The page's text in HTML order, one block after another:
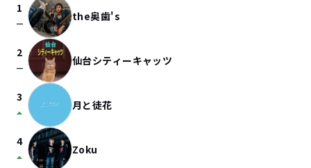
1
check_indeterminate_small the奥歯's
2
check_indeterminate_small 仙台シティーキャッツ
3
arrow_drop_up 月と徒花
4
arrow_drop_up Zoku